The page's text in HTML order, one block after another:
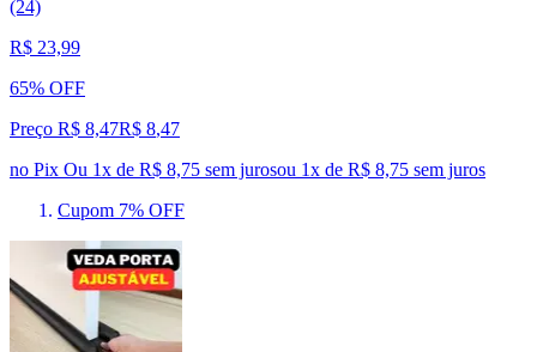
(24)
R$ 23,99
65% OFF
Preço R$ 8,47R$ 8,47
no Pix Ou 1x de R$ 8,75 sem jurosou 1x de R$ 8,75 sem juros
Cupom 7% OFF